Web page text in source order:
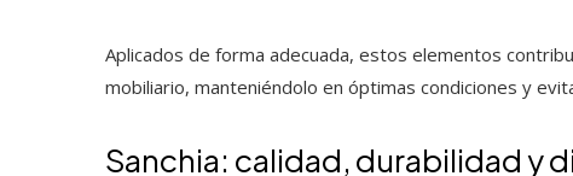
Aplicados de forma adecuada, estos elementos
mobiliario, manteniéndolo en óptimas condiciones y
Sanchia: calidad, durabilidad y